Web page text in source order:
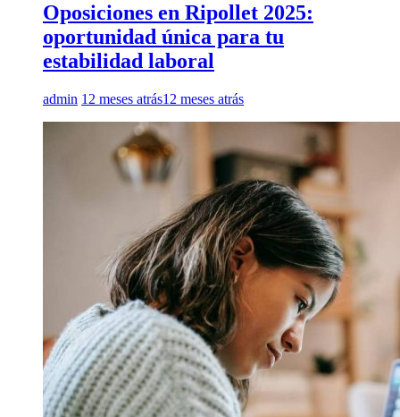
Oposiciones en Ripollet 2025:
oportunidad única para tu
estabilidad laboral
admin 12 meses atrás12 meses atrás